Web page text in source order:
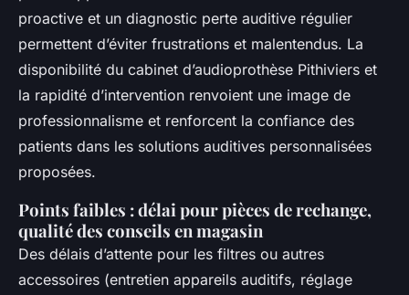
proactive et un diagnostic perte auditive régulier
permettent d’éviter frustrations et malentendus. La
disponibilité du cabinet d’audioprothèse Pithiviers et
la rapidité d’intervention renvoient une image de
professionnalisme et renforcent la confiance des
patients dans les solutions auditives personnalisées
proposées.
Points faibles : délai pour pièces de rechange,
qualité des conseils en magasin
Des délais d’attente pour les filtres ou autres
accessoires (entretien appareils auditifs, réglage